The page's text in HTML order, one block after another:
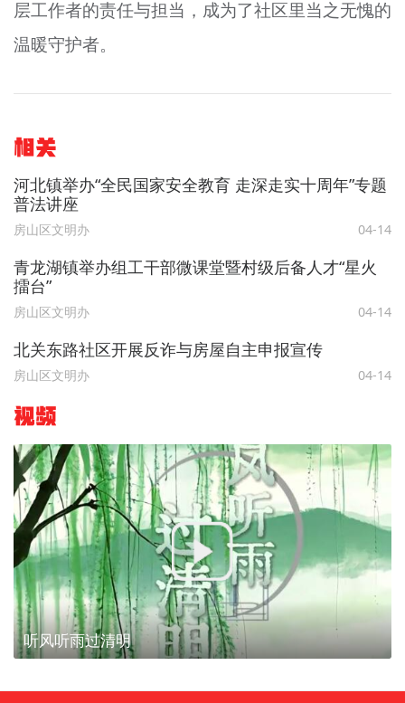
层工作者的责任与担当，成为了社区里当之无愧的
温暖守护者。
相关
河北镇举办“全民国家安全教育 走深走实十周年”专题
普法讲座
房山区文明办 04-14
青龙湖镇举办组工干部微课堂暨村级后备人才“星火
擂台”
房山区文明办 04-14
北关东路社区开展反诈与房屋自主申报宣传
房山区文明办 04-14
视频
听风听雨过清明